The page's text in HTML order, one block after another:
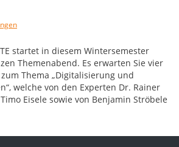
startet in diesem Wintersemester
Themenabend. Es erwarten Sie vier
Thema „Digitalisierung und
welche von den Experten Dr. Rainer
Eisele sowie von Benjamin Ströbele